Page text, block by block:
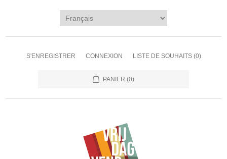
S'ENREGISTRER CONNEXION LISTE DE SOUHAITS (0)
PANIER (0)